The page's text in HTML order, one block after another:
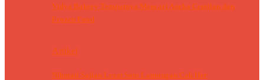
Vidya Bakery Tempatnya Mencari Aneka Cemilan dan
Frozen Food
Artikel
Nikmati Sajian Lezat Soto Lamongan Cak Her